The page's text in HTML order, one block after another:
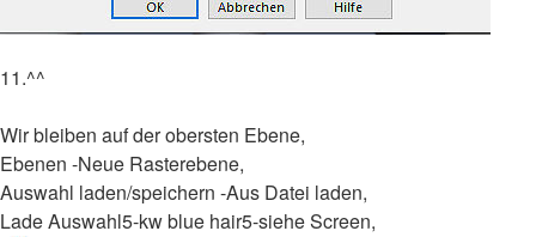
11.^^
Wir bleiben auf der obersten Ebene,
Ebenen -Neue Rasterebene,
Auswahl laden/speichern -Aus Datei laden,
Lade Auswahl5-kw blue hair5-siehe Screen,